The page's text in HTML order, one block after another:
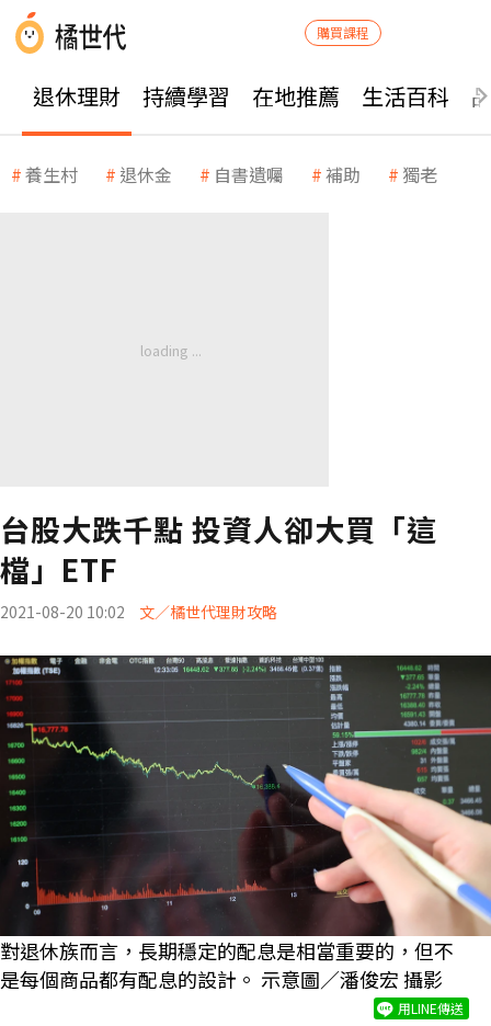
購買課程
退休理財 持續學習 在地推薦 生活百科
養生村 退休金 自書遺囑 補助 獨老
台股大跌千點 投資人卻大買「這
檔」ETF
2021-08-20 10:02 文／橘世代理財攻略
對退休族而言，長期穩定的配息是相當重要的，但不
是每個商品都有配息的設計。 示意圖／潘俊宏 攝影
用LINE傳送